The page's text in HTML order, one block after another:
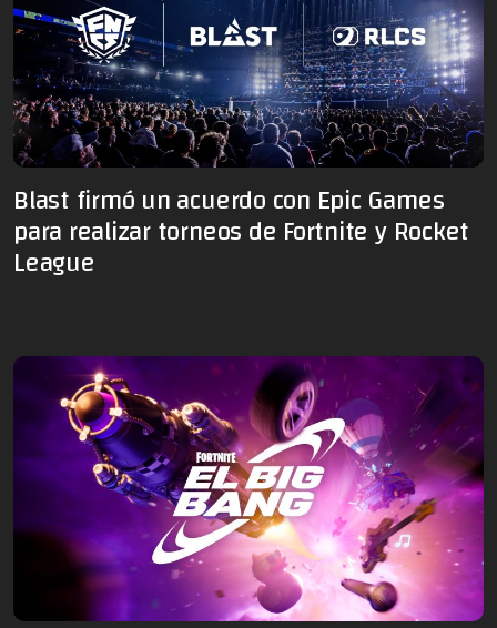
Blast firmó un acuerdo con Epic Games
para realizar torneos de Fortnite y Rocket
League